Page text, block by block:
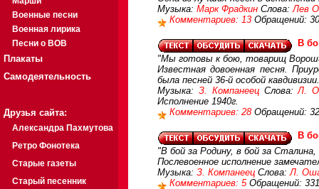
Военные песни
Военная лирика
Песни о ВОВ
Плакаты
Самодеятельность
Друзья сайта:
Александра Пахмутова
Ретро Фонотека
Старые газеты
Старый песенник
Музыка: Марк Фрадкин Слова:Лев
Комментариев: 13 Обращений:
В
"Мы готовы к бою, товарищ
Известная довоенная песня.
была песней 36-й особой кавдивизии.
Музыка: З. КомпанеецСлова:Л.
Исполнение 1940г.
Комментариев: 28 Обращений:
В
"В бой за Родину, в бой за
Послевоенное исполнение
Музыка: З. Компанеец Слова:Л.
Комментариев: 5 Обращений: